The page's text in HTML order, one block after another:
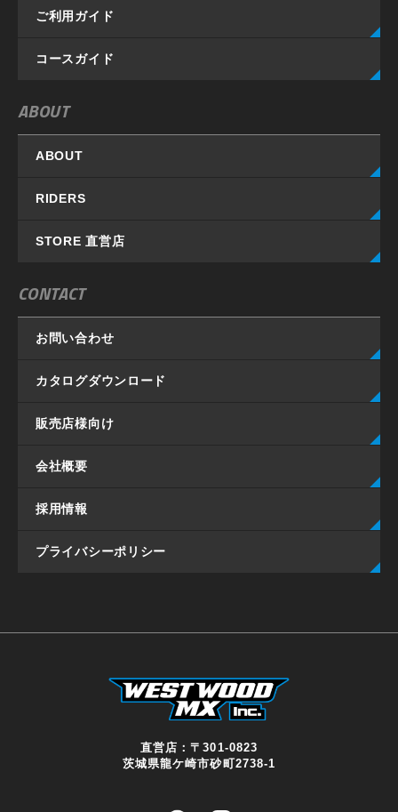
直営店：〒301-0823
茨城県龍ケ崎市砂町2738-1
ご利用ガイド
コースガイド
ABOUT
ABOUT
RIDERS
STORE 直営店
CONTACT
お問い合わせ
カタログダウンロード
販売店様向け
会社概要
採用情報
プライバシーポリシー